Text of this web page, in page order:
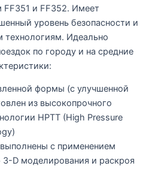
и FF352. Имеет
уровень безопасности и
технологиям. Идеально
по городу и на средние
формы (с улучшенной
из высокопрочного
HPTT (High Pressure
с применением
3-D моделирования и раскроя